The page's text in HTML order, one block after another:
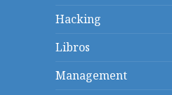
Hacking
Libros
Management